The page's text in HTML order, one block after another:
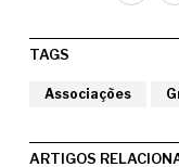
TAGS
Associações
ARTIGOS